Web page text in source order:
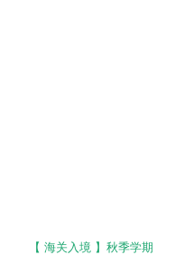
【 海关入境 】秋季学期